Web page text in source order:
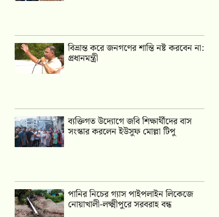
বিভ্রান্ত করে জনগণের শান্তি নষ্ট করবেন না:
প্রধানমন্ত্রী
ব্যক্তিগত উদ্যোগে জবি শিক্ষার্থীদের বাস
সংস্কার করলেন ইউসুফ মোল্লা টিপু
পানির নিচের গ্যাস পাইপলাইন লিকেজে
নোয়াখালী-লক্ষ্মীপুরে সরবরাহ বন্ধ